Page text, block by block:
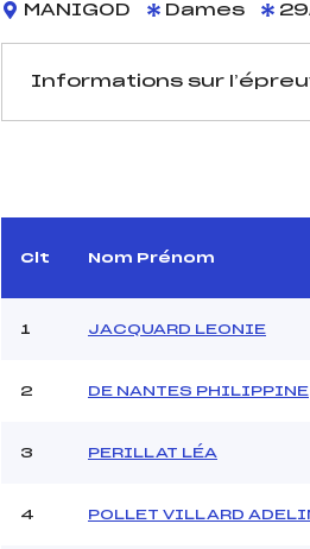
MANIGOD Dames
Informations sur
Arbitre :
Ouvreurs B :
Clt Nom Prénom
1 JACQUARD LEONIE
2 DE NANTES PHILIPPINE
3 PERILLAT LÉA
4 POLLET VILLARD